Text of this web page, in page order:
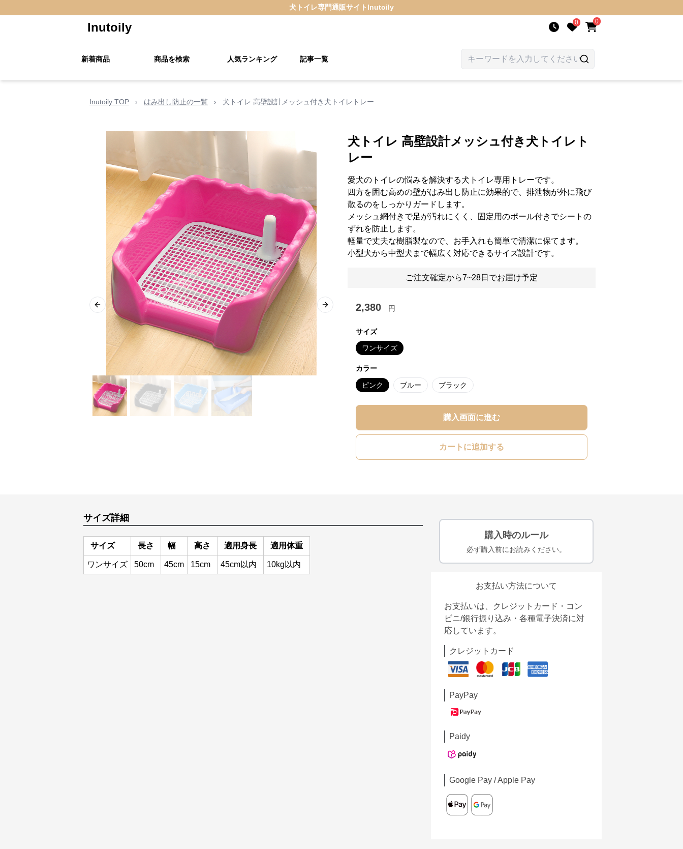
犬トイレ専門通販サイト Inutoily
Inutoily 0 0
新着商品 商品を検索 人気ランキング 記事一覧
Inutoily TOP › はみ出し防止の一覧 › 犬トイレ 高壁設計メッシュ付き犬トイレトレー
Previous slide Next slide
犬トイレ 高壁設計メッシュ付き犬トイレト
レー
愛犬のトイレの悩みを解決する犬トイレ専用トレーです。
四方を囲む高めの壁がはみ出し防止に効果的で、排泄物が外に飛び
散るのをしっかりガードします。
メッシュ網付きで足が汚れにくく、固定用のポール付きでシートの
ずれを防止します。
軽量で丈夫な樹脂製なので、お手入れも簡単で清潔に保てます。
小型犬から中型犬まで幅広く対応できるサイズ設計です。
ご注文確定から7~28日でお届け予定
2,380 円
サイズ
ワンサイズ
カラー
ピンク ブルー ブラック
購入画面に進む
カートに追加する
サイズ詳細
サイズ 長さ 幅 高さ 適用身長 適用体重
ワンサイズ 50cm 45cm 15cm 45cm以内 10kg以内
購入時のルール
必ず購入前にお読みください。
お支払い方法について
お支払いは、クレジットカード・コン
ビニ/銀行振り込み・各種電子決済に対
応しています。
クレジットカード
PayPay
Paidy
Google Pay / Apple Pay